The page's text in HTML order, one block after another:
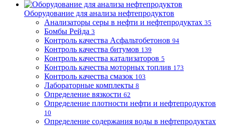
Оборудование для анализа нефтепродуктов
Анализаторы серы в нефти и нефтепродуктах 35
Бомбы Рейда 3
Контроль качества Асфальтобетонов 94
Контроль качества битумов 139
Контроль качества катализаторов 5
Контроль качества моторных топлив 173
Контроль качества смазок 103
Лабораторные комплекты 8
Определение вязкости 62
Определение плотности нефти и нефтепродуктов
10
Определение содержания воды в нефтепродуктах